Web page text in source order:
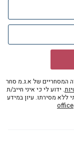
המסחריים של א.ג.מ סחר
. ידוע לי כי איני חייב/ת
ללא מסירתו. עיון במידע